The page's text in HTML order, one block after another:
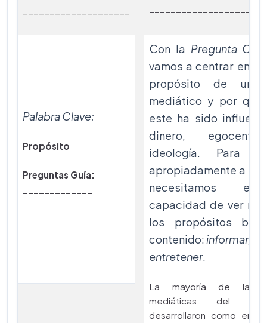
Palabra Clave:
Propósito
Preguntas Guía:
Con la Pregunta
vamos a centrar en el
propósito de un
mediático y por qué
este ha sido
dinero,
ideología. Para
apropiadamente a un
necesitamos
capacidad de ver
los propósitos
contenido: informar,
entretener.
La mayoría de las
mediáticas del
desarrollaron como